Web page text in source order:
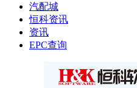
汽配城
恒科资讯
资讯
EPC查询